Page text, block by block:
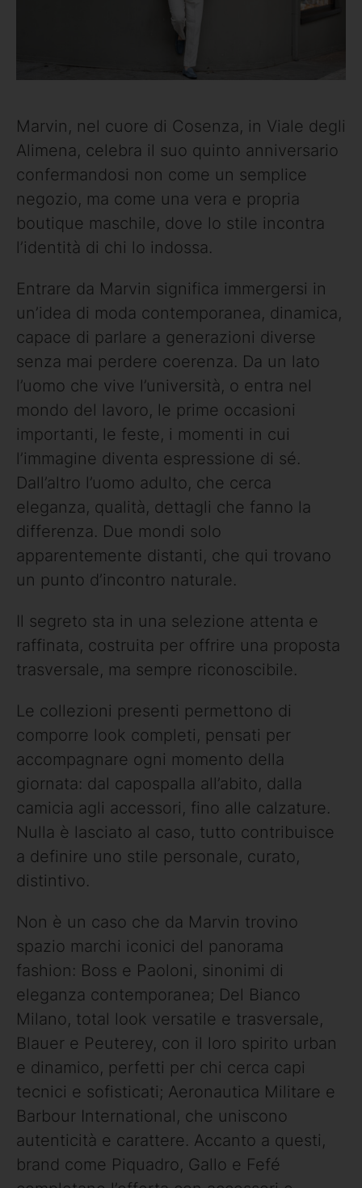
Marvin, nel cuore di Cosenza, in Viale degli
Alimena, celebra il suo quinto anniversario
confermandosi non come un semplice
negozio, ma come una vera e propria
boutique maschile, dove lo stile incontra
l’identità di chi lo indossa.
Entrare da Marvin significa immergersi in
un’idea di moda contemporanea, dinamica,
capace di parlare a generazioni diverse
senza mai perdere coerenza. Da un lato
l’uomo che vive l’università, o entra nel
mondo del lavoro, le prime occasioni
importanti, le feste, i momenti in cui
l’immagine diventa espressione di sé.
Dall’altro l’uomo adulto, che cerca
eleganza, qualità, dettagli che fanno la
differenza. Due mondi solo
apparentemente distanti, che qui trovano
un punto d’incontro naturale.
Il segreto sta in una selezione attenta e
raffinata, costruita per offrire una proposta
trasversale, ma sempre riconoscibile.
Le collezioni presenti permettono di
comporre look completi, pensati per
accompagnare ogni momento della
giornata: dal capospalla all’abito, dalla
camicia agli accessori, fino alle calzature.
Nulla è lasciato al caso, tutto contribuisce
a definire uno stile personale, curato,
distintivo.
Non è un caso che da Marvin trovino
spazio marchi iconici del panorama
fashion: Boss e Paoloni, sinonimi di
eleganza contemporanea; Del Bianco
Milano, total look versatile e trasversale,
Blauer e Peuterey, con il loro spirito urban
e dinamico, perfetti per chi cerca capi
tecnici e sofisticati; Aeronautica Militare e
Barbour International, che uniscono
autenticità e carattere. Accanto a questi,
brand come Piquadro, Gallo e Fefé